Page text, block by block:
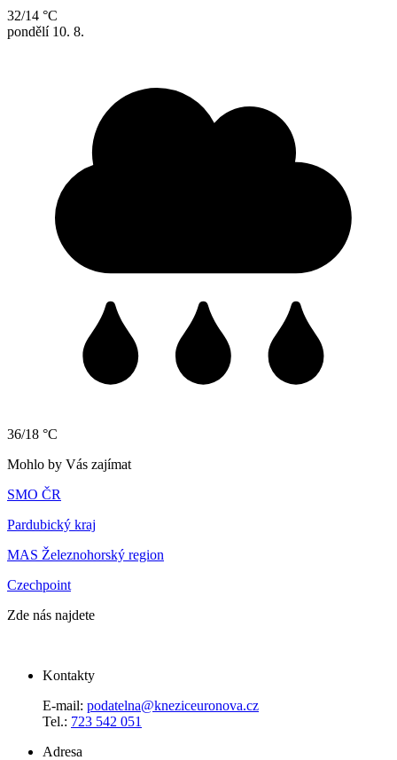
32/14 °C
pondělí 10. 8.
36/18 °C
Mohlo by Vás zajímat
SMO ČR
Pardubický kraj
MAS Železnohorský region
Czechpoint
Zde nás najdete
Kontakty
E-mail: podatelna@kneziceuronova.cz
Tel.: 723 542 051
Adresa